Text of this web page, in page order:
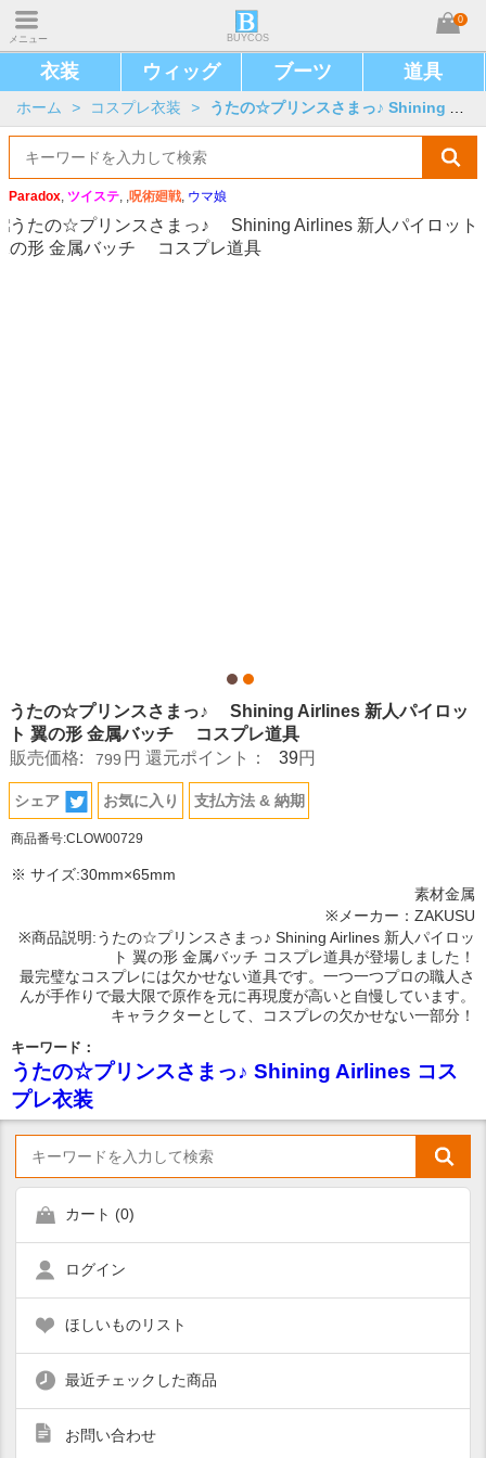
メニュー BUYCOS
0
衣装 ウィッグ ブーツ 道具
ホーム > コスプレ衣装 > うたの☆プリンスさまっ♪ Shining Airlines
Paradox, ツイステ, ,呪術廻戦, ウマ娘
うたの☆プリンスさまっ♪ Shining Airlines 新人パイロッ
ト 翼の形 金属バッチ コスプレ道具
販売価格:
799 円 還元ポイント： 39円
シェア お気に入り 支払方法 & 納期
商品番号:CLOW00729
※ サイズ:30mm×65mm
素材金属
※メーカー：ZAKUSU
※商品説明:うたの☆プリンスさまっ♪ Shining Airlines 新人パイロッ
ト 翼の形 金属バッチ コスプレ道具が登場しました！
最完璧なコスプレには欠かせない道具です。一つ一つプロの職人さ
んが手作りで最大限で原作を元に再現度が高いと自慢しています。
キャラクターとして、コスプレの欠かせない一部分！
キーワード：
うたの☆プリンスさまっ♪ Shining Airlines コス
プレ衣装
カート (0)
ログイン
ほしいものリスト
最近チェックした商品
お問い合わせ